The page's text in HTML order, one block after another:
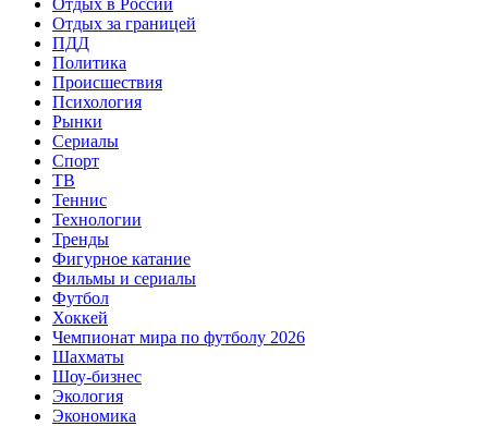
Отдых за границей
ПДД
Политика
Происшествия
Психология
Рынки
Сериалы
Спорт
ТВ
Теннис
Технологии
Тренды
Фигурное катание
Фильмы и сериалы
Футбол
Хоккей
Чемпионат мира по футболу 2026
Шахматы
Шоу-бизнес
Экология
Экономика